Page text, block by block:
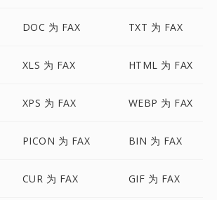
DOC 为 FAX TXT 为 FAX
XLS 为 FAX HTML 为 FAX
XPS 为 FAX WEBP 为 FAX
PICON 为 FAX BIN 为 FAX
CUR 为 FAX GIF 为 FAX